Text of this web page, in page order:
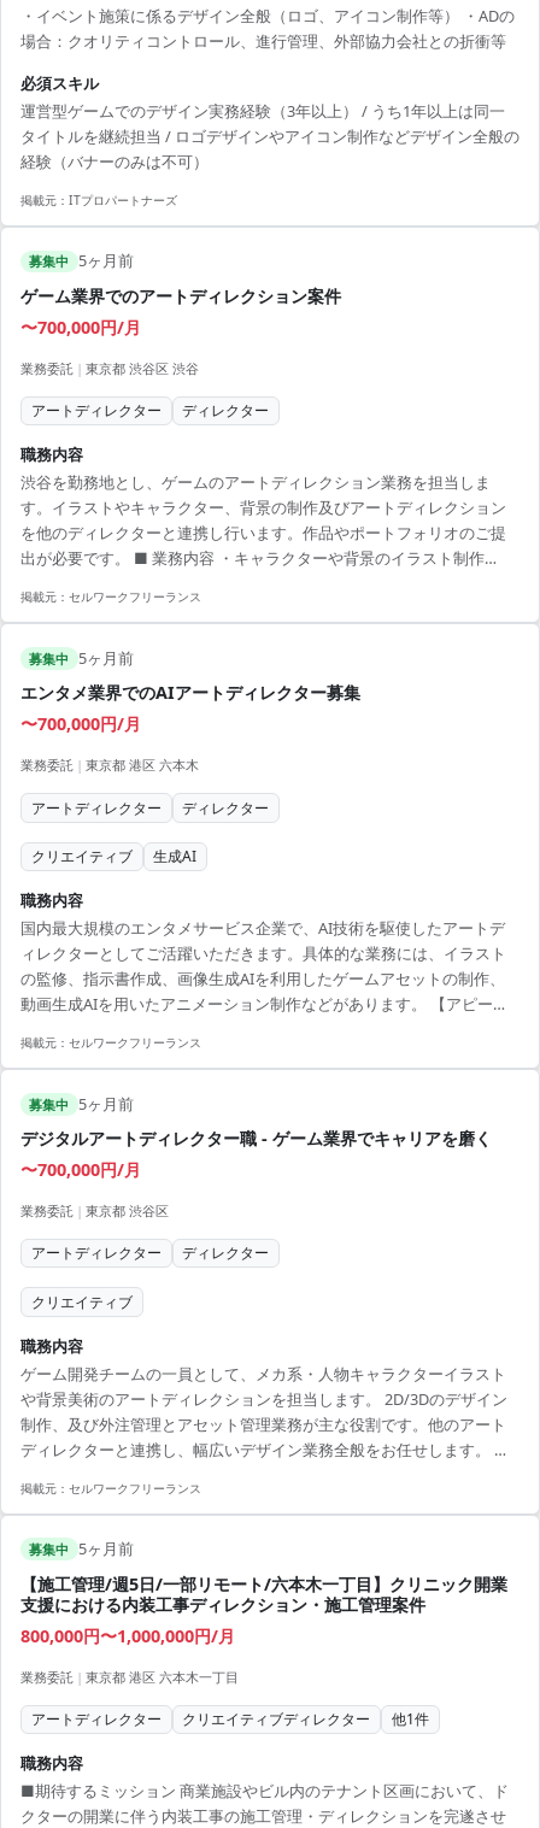
・イベント施策に係るデザイン全般（ロゴ、アイコン制作等） ・ADの
場合：クオリティコントロール、進行管理、外部協力会社との折衝等
必須スキル
運営型ゲームでのデザイン実務経験（3年以上） / うち1年以上は同一
タイトルを継続担当 / ロゴデザインやアイコン制作などデザイン全般の
経験（バナーのみは不可）
掲載元： ITプロパートナーズ
募集中 5ヶ月前
ゲーム業界でのアートディレクション案件
〜700,000円/月
業務委託 | 東京都 渋谷区 渋谷
アートディレクター ディレクター
職務内容
渋谷を勤務地とし、ゲームのアートディレクション業務を担当しま
す。イラストやキャラクター、背景の制作及びアートディレクション
を他のディレクターと連携し行います。作品やポートフォリオのご提
出が必要です。 ■ 業務内容 ・キャラクターや背景のイラスト制作
務 【アピールポイント】 ・ゲーム業界でのアートディレクション経験
イン業務に携われる
掲載元： セルワークフリーランス
募集中 5ヶ月前
エンタメ業界でのAIアートディレクター募集
〜700,000円/月
業務委託 | 東京都 港区 六本木
アートディレクター ディレクター
クリエイティブ 生成AI
職務内容
国内最大規模のエンタメサービス企業で、AI技術を駆使したアートデ
ィレクターとしてご活躍いただきます。具体的な業務には、イラスト
の監修、指示書作成、画像生成AIを利用したゲームアセットの制作、
動画生成AIを用いたアニメーション制作などがあります。 【アピール
技術を駆使し、クリエイティブな才能を発揮可能 - チーム主体制で、新
掲載元： セルワークフリーランス
募集中 5ヶ月前
デジタルアートディレクター職 - ゲーム業界でキャリアを磨く
〜700,000円/月
業務委託 | 東京都 渋谷区
アートディレクター ディレクター
クリエイティブ
職務内容
ゲーム開発チームの一員として、メカ系・人物キャラクターイラスト
や背景美術のアートディレクションを担当します。 2D/3Dのデザイン
制作、及び外注管理とアセット管理業務が主な役割です。他のアート
ディレクターと連携し、幅広いデザイン業務全般をお任せします。 ■
美術制作や管理（3D/2D） - 外注管理およびアセット管理業務 【アピー
ジション - リモート勤務可能でワークライフバランスを重視 - 様々なデ
ザインツールやソフトウェアを使用するスキルアップのチャンス - 個
性...
掲載元： セルワークフリーランス
募集中 5ヶ月前
【施工管理/週5日/一部リモート/六本木一丁目】クリニック開業
支援における内装工事ディレクション・施工管理案件
800,000円〜1,000,000円/月
業務委託 | 東京都 港区 六本木一丁目
アートディレクター クリエイティブディレクター 他1件
職務内容
■期待するミッション 商業施設やビル内のテナント区画において、ド
クターの開業に伴う内装工事の施工管理・ディレクションを完遂させ